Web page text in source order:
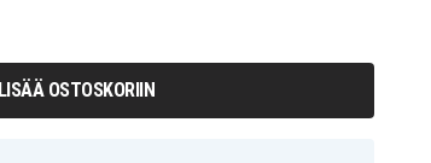
LISÄÄ OSTOSKORIIN